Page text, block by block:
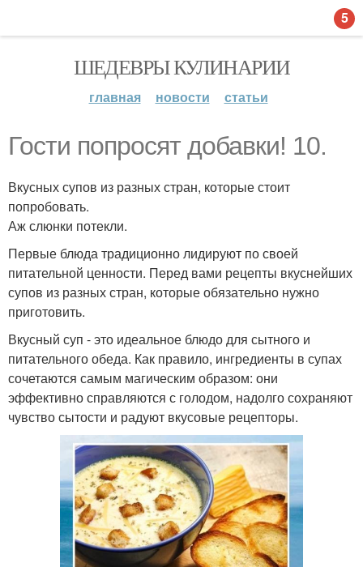
ШЕДЕВРЫ КУЛИНАРИИ
главная новости статьи
Гости попросят добавки! 10.
Вкусных супов из разных стран, которые стоит
попробовать.
Аж слюнки потекли.
Первые блюда традиционно лидируют по своей
питательной ценности. Перед вами рецепты вкуснейших
супов из разных стран, которые обязательно нужно
приготовить.
Вкусный суп - это идеальное блюдо для сытного и
питательного обеда. Как правило, ингредиенты в супах
сочетаются самым магическим образом: они
эффективно справляются с голодом, надолго сохраняют
чувство сытости и радуют вкусовые рецепторы.
5